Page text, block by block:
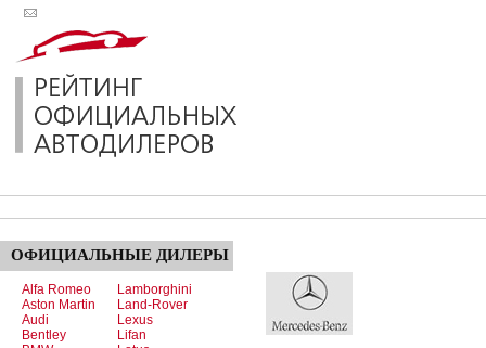
ОФИЦИАЛЬНЫЕ ДИЛЕРЫ
Alfa Romeo
Aston Martin
Audi
Bentley
Lamborghini
Land-Rover
Lexus
Lifan